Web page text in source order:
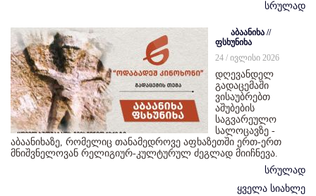
სრულად
აბაანიხა //
ფსხუნიხა
24 / ივლისი 2026
დღევანდელ
გადაცემაში
ვისაუბრებთ
აშუბების
საგვარეულო
სალოცავზე -
აბაანიხაზე, რომელიც თანამედროვე აფხაზეთში ერთ-ერთ
მნიშვნელოვან რელიგიურ-კულტურულ ძეგლად მიიჩნევა.
სრულად
ყველა სიახლე